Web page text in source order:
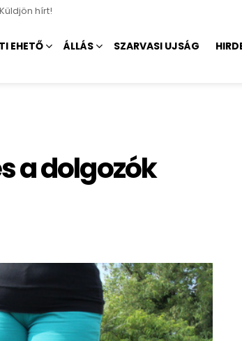
Küldjön hírt!
EHETŐ ÁLLÁS SZARVASI UJSÁG
a dolgozók